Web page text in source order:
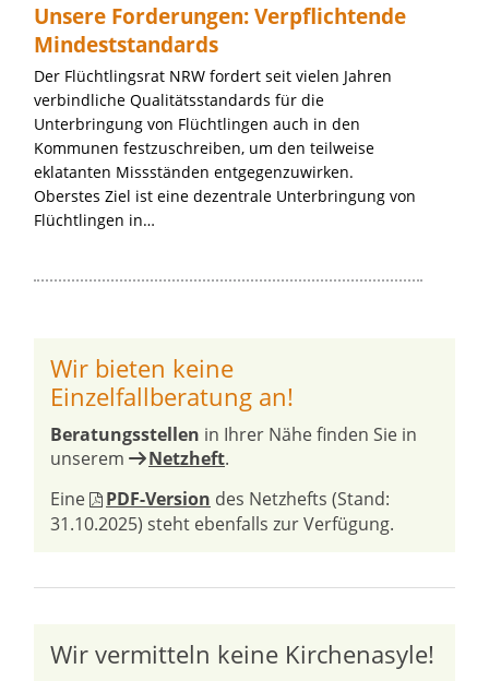
Unsere Forderungen: Verpflichtende
Mindeststandards
Der Flüchtlingsrat NRW fordert seit vielen Jahren
verbindliche Qualitätsstandards für die
Unterbringung von Flüchtlingen auch in den
Kommunen festzuschreiben, um den teilweise
eklatanten Missständen entgegenzuwirken.
Oberstes Ziel ist eine dezentrale Unterbringung von
Flüchtlingen in…
Wir bieten keine
Einzelfallberatung an!
Beratungsstellen in Ihrer Nähe finden Sie in
unserem
Netzheft.
Eine
PDF-Version des Netzhefts (Stand:
31.10.2025) steht ebenfalls zur Verfügung.
Wir vermitteln keine Kirchenasyle!